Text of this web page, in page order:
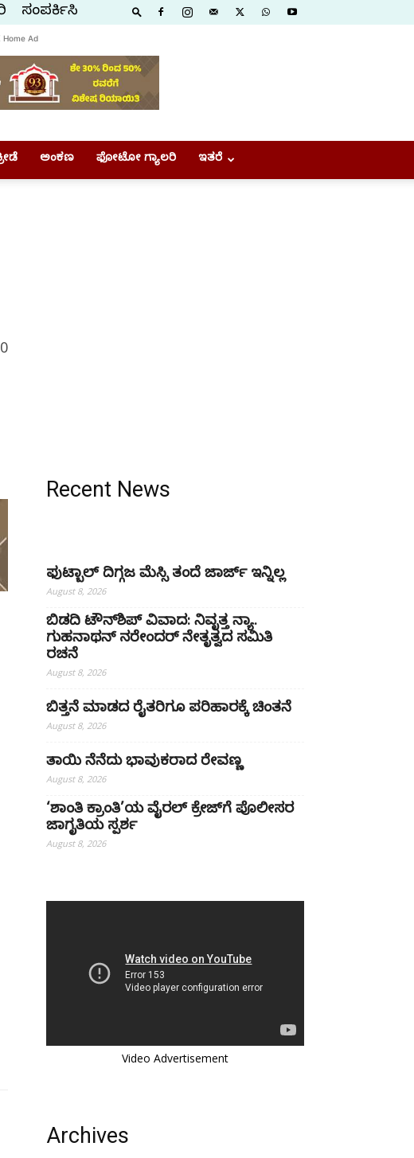
ಸಂಪರ್ಕಿಸಿ
Home Ad
ಅಂಕಣ ಫೋಟೋ ಗ್ಯಾಲರಿ ಇತರೆ
0
Recent News
ಫುಟ್ಬಾಲ್ ದಿಗ್ಗಜ ಮೆಸ್ಸಿ ತಂದೆ ಜಾರ್ಜ್ ಇನ್ನಿಲ್ಲ
August 8, 2026
ಬಿಡದಿ ಟೌನ್‌ಶಿಪ್ ವಿವಾದ: ನಿವೃತ್ತ ನ್ಯಾ.
ಗುಹನಾಥನ್ ನರೇಂದರ್ ನೇತೃತ್ವದ ಸಮಿತಿ
ರಚನೆ
August 8, 2026
ಬಿತ್ತನೆ ಮಾಡದ ರೈತರಿಗೂ ಪರಿಹಾರಕ್ಕೆ ಚಿಂತನೆ
August 8, 2026
ತಾಯಿ ನೆನೆದು ಭಾವುಕರಾದ ರೇವಣ್ಣ
August 8, 2026
‘ಶಾಂತಿ ಕ್ರಾಂತಿ’ಯ ವೈರಲ್ ಕ್ರೇಜ್‌ಗೆ ಪೊಲೀಸರ
ಜಾಗೃತಿಯ ಸ್ಪರ್ಶ
August 8, 2026
Video Advertisement
Archives